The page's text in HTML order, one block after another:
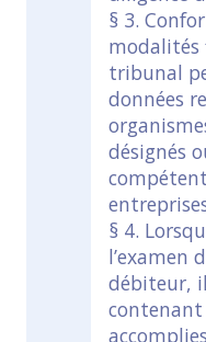
§ 3.
modalités
tribunal
données
désignés
§ 4.
l’examen
débiteur,
contenant